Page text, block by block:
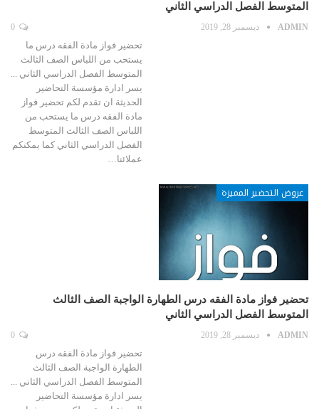
المتوسط الفصل الدراسي الثاني
ADMIN ديسمبر 28, 2019
تحضير فواز مادة الفقه درس ما
يستحب من اللباس الصف الثالث
المتوسط الفصل الدراسي الثاني ...
يسر ادارة مؤسسة التحاضير
الحديثة ان تقدم لكم تحضير فواز
مادة الفقه درس ما يستحب من
اللباس الصف الثالث المتوسط
الفصل الدراسي الثاني كما يمكنكم
عملائنا…
عروض التحضير المميزة
تحضير فواز مادة الفقه درس الطهارة الواجبة الصف الثالث
المتوسط الفصل الدراسي الثاني
ADMIN ديسمبر 28, 2019
تحضير فواز مادة الفقه درس
الطهارة الواجبة الصف الثالث
المتوسط الفصل الدراسي الثاني ...
يسر ادارة مؤسسة التحاضير